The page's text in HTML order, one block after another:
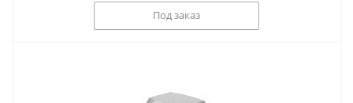
Под заказ